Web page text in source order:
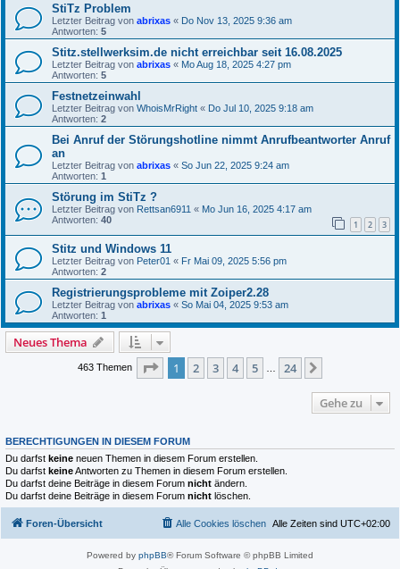
StiTz Problem
Letzter Beitrag von abrixas « Do Nov 13, 2025 9:36 am
Antworten: 5
Stitz.stellwerksim.de nicht erreichbar seit 16.08.2025
Letzter Beitrag von abrixas « Mo Aug 18, 2025 4:27 pm
Antworten: 5
Festnetzeinwahl
Letzter Beitrag von WhoisMrRight « Do Jul 10, 2025 9:18 am
Antworten: 2
Bei Anruf der Störungshotline nimmt Anrufbeantworter Anruf
an
Letzter Beitrag von abrixas « So Jun 22, 2025 9:24 am
Antworten: 1
Störung im StiTz ?
Letzter Beitrag von Rettsan6911 « Mo Jun 16, 2025 4:17 am
Antworten: 40 1 2 3
Stitz und Windows 11
Letzter Beitrag von Peter01 « Fr Mai 09, 2025 5:56 pm
Antworten: 2
Registrierungsprobleme mit Zoiper2.28
Letzter Beitrag von abrixas « So Mai 04, 2025 9:53 am
Antworten: 1
Neues Thema
463 Themen Seite 1von 24
1 2 3 4 5 24
Gehe zu
BERECHTIGUNGEN IN DIESEM FORUM
Du darfst keine neuen Themen in diesem Forum erstellen.
Du darfst keineAntworten zu Themen in diesem Forum erstellen.
Du darfst deine Beiträge in diesem Forum nicht ändern.
Du darfst deine Beiträge in diesem Forum nicht löschen.
Foren-Übersicht Alle Zeiten sind UTC+02:00
Alle Cookies löschen
Powered by phpBB® Forum Software © phpBB Limited